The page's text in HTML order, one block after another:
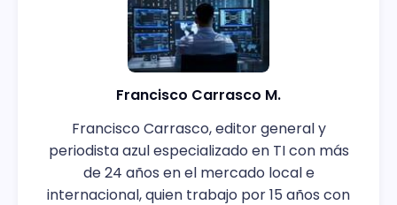
Francisco Carrasco M.
Francisco Carrasco, editor general y
periodista azul especializado en TI con más
de 24 años en el mercado local e
internacional, quien trabajo por 15 años con